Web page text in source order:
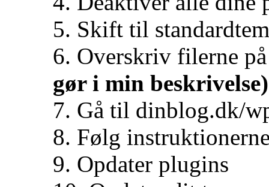
5. Skift til
6. Overskriv filerne
gør i min beskrivelse)
7. Gå til dinblog.dk/
8. Følg
9. Opdater plugins